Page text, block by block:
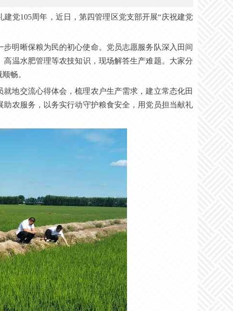
建党105周年，近日，第四管理区党支部开展“庆祝建党
明晰保粮为民的初心使命。党员志愿服务队深入田间
温水肥管理等农技知识，现场解答生产难题。大家分
畅。
地交流心得体会，梳理农户生产需求，建立常态化田
农服务，以务实行动守护粮食安全，用党员担当献礼